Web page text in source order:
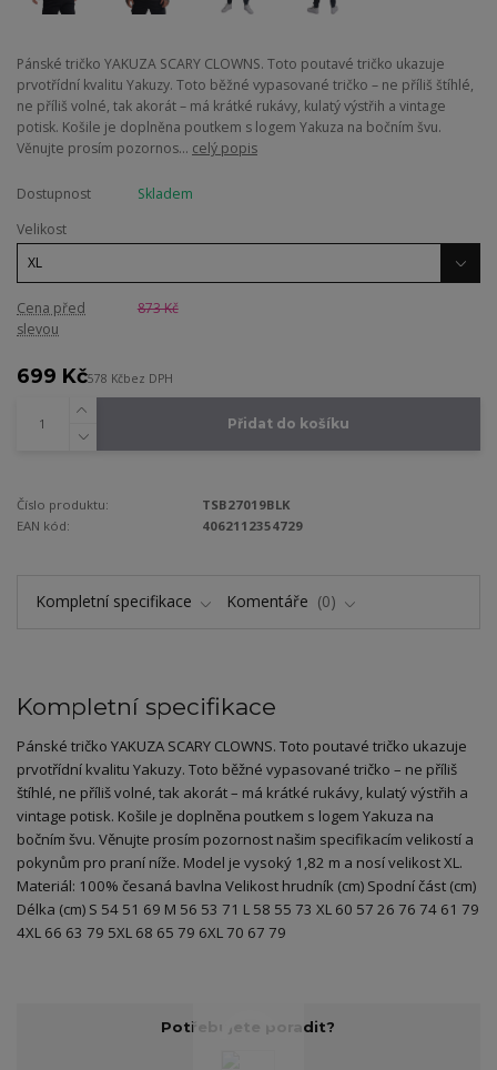
Pánské tričko YAKUZA SCARY CLOWNS. Toto poutavé tričko ukazuje
prvotřídní kvalitu Yakuzy. Toto běžné vypasované tričko – ne příliš štíhlé,
ne příliš volné, tak akorát – má krátké rukávy, kulatý výstřih a vintage
potisk. Košile je doplněna poutkem s logem Yakuza na bočním švu.
Věnujte prosím pozornos... celý popis
Dostupnost
Skladem
Velikost
Cena před
slevou
873 Kč
699 Kč578 Kčbez DPH
Přidat do košíku
Číslo produktu:
TSB27019BLK
EAN kód:
4062112354729
Kompletní specifikace Komentáře 0
Kompletní specifikace
Pánské tričko YAKUZA SCARY CLOWNS. Toto poutavé tričko ukazuje
prvotřídní kvalitu Yakuzy. Toto běžné vypasované tričko – ne příliš
štíhlé, ne příliš volné, tak akorát – má krátké rukávy, kulatý výstřih a
vintage potisk. Košile je doplněna poutkem s logem Yakuza na
bočním švu. Věnujte prosím pozornost našim specifikacím velikostí a
pokynům pro praní níže. Model je vysoký 1,82 m a nosí velikost XL.
Materiál: 100% česaná bavlna Velikost hrudník (cm) Spodní část (cm)
Délka (cm) S 54 51 69 M 56 53 71 L 58 55 73 XL 60 57 26 76 74 61 79
4XL 66 63 79 5XL 68 65 79 6XL 70 67 79
Potřebujete poradit?